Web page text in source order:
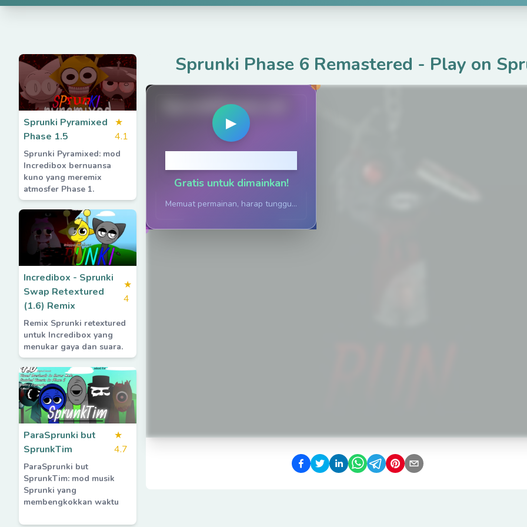
Sprunki Pyramixed
Phase 1.5
★
4.1
Sprunki Pyramixed: mod
Incredibox bernuansa
kuno yang meremix
atmosfer Phase 1.
Sprunki Phase 6 Remastered - Play on
SprunkiPhases.net
▶
Gratis untuk dimainkan!
Memuat permainan, harap tunggu...
Incredibox - Sprunki
Swap Retextured
(1.6) Remix
★
4
Remix Sprunki retextured
untuk Incredibox yang
menukar gaya dan suara.
ParaSprunki but
SprunkTim
★
4.7
ParaSprunki but
SprunkTim: mod musik
Sprunki yang
membengkokkan waktu